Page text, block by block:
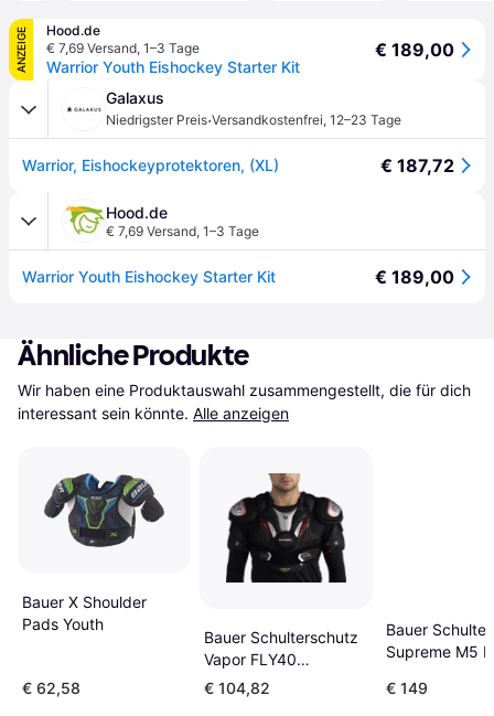
ANZEIGE
Hood.de
€ 7,69 Versand, 1–3 Tage
Warrior Youth Eishockey Starter Kit
€ 189,00
Galaxus
Niedrigster Preis·Versandkostenfrei, 12–23 Tage
Warrior, Eishockeyprotektoren, (XL) € 187,72
Hood.de
€ 7,69 Versand, 1–3 Tage
Warrior Youth Eishockey Starter Kit € 189,00
Ähnliche Produkte
Wir haben eine Produktauswahl zusammengestellt, die für dich
interessant sein könnte. Alle anzeigen
Bauer X Shoulder
Pads Youth
€ 62,58
Bauer Schulterschutz
Vapor FLY40
Intermediate
€ 104,82
Bauer
Supreme M5
€ 149